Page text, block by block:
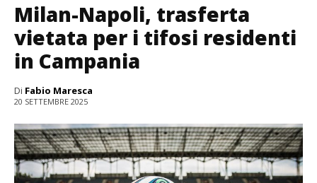
Milan-Napoli, trasferta
vietata per i tifosi residenti
in Campania
Di Fabio Maresca
20 SETTEMBRE 2025